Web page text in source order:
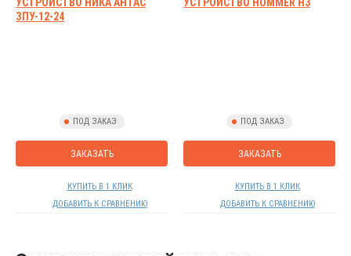
ЗПУ-12-24
ПОД ЗАКАЗ
ЗАКАЗАТЬ
КУПИТЬ В 1 КЛИК
ДОБАВИТЬ К СРАВНЕНИЮ
ПОД ЗАКАЗ
ЗАКАЗАТЬ
КУПИТЬ В 1 КЛИК
ДОБАВИТЬ К СРАВНЕНИЮ